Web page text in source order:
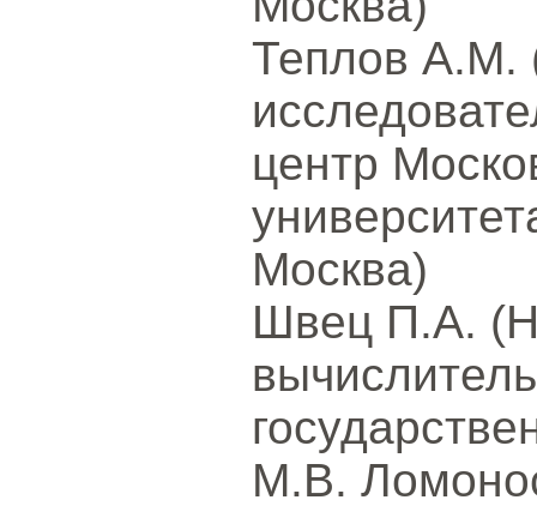
Теплов А.М.
центр
Москва)
Швец П.А.
М.В.